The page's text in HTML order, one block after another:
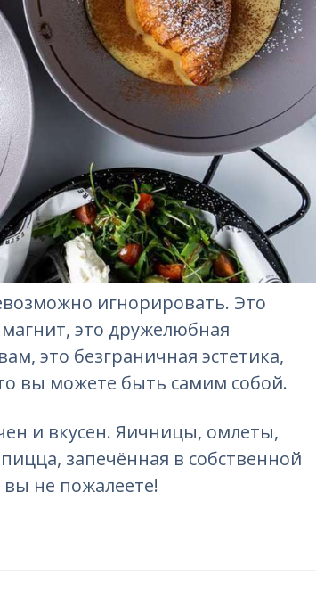
игнорировать. Это
это дружелюбная
это безграничная эстетика,
вы можете быть самим собой.
и вкусен. Яичницы, омлеты,
запечённая в собственной
не пожалеете!